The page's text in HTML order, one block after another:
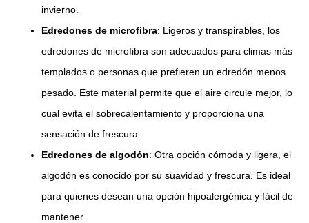
invierno.
Edredones de microfibra: Ligeros y transpirables, los
edredones de microfibra son adecuados para climas más
templados o personas que prefieren un edredón menos
pesado. Este material permite que el aire circule mejor, lo
cual evita el sobrecalentamiento y proporciona una
sensación de frescura.
Edredones de algodón: Otra opción cómoda y ligera, el
algodón es conocido por su suavidad y frescura. Es ideal
para quienes desean una opción hipoalergénica y fácil de
mantener.